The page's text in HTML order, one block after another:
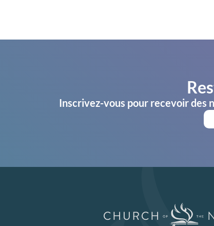
Inscrivez-vous pour recevoir des